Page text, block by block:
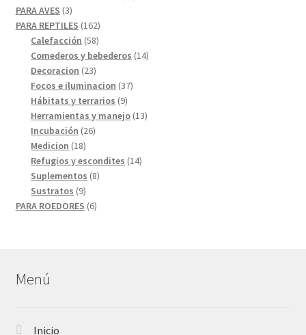
PARA AVES 33
productos
PARA REPTILES 162162
productos
Calefacción 5858
productos
Comederos y bebederos 1414
Decoracion 2323
productos
Focos e iluminacion 3737
Hábitats y terrarios 99
productos
Herramientas y manejo 1313
Incubación 2626
Medicion 1818
productos
Refugios y escondites 1414
Suplementos 88
Sustratos 99
productos
PARA ROEDORES 66
Menú
Inicio